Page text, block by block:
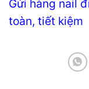
Gửi hàng nail
toàn, tiết kiệm